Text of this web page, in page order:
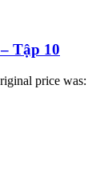
Tập 10
price was: